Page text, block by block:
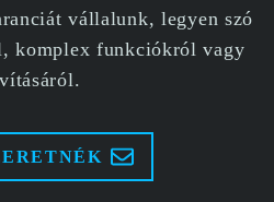
vállalunk, legyen szó
komplex funkciókról vagy